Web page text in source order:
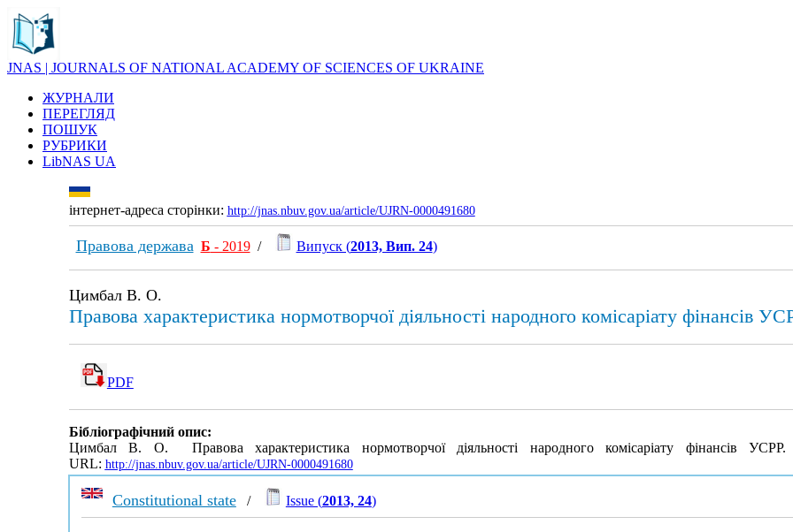
JNAS | JOURNALS OF NATIONAL ACADEMY OF SCIENCES OF UKRAINE
ЖУРНАЛИ
ПЕРЕГЛЯД
ПОШУК
РУБРИКИ
LibNAS UA
інтернет-адреса сторінки: http://jnas.nbuv.gov.ua/article/UJRN-0000491680
Правова держава Б - 2019/ Випуск (2013, Вип. 24)
Цимбал В. О.
Правова характеристика нормотворчої діяльності народного комісаріату фінансів
PDF
Бібліографічний опис:
Цимбал В. О. Правова характеристика нормотворчої діяльності народного комісаріату фінансів
URL: http://jnas.nbuv.gov.ua/article/UJRN-0000491680
Constitutional state/ Issue (2013, 24)